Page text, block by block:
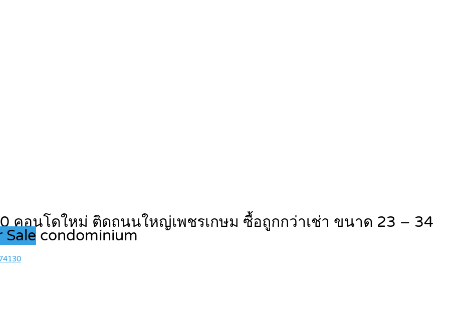
คอนโดใหม่ ติดถนนใหญ่เพชรเกษม ซื้อถูกกว่าเช่า ขนาด 23 – 34
Sale condominium